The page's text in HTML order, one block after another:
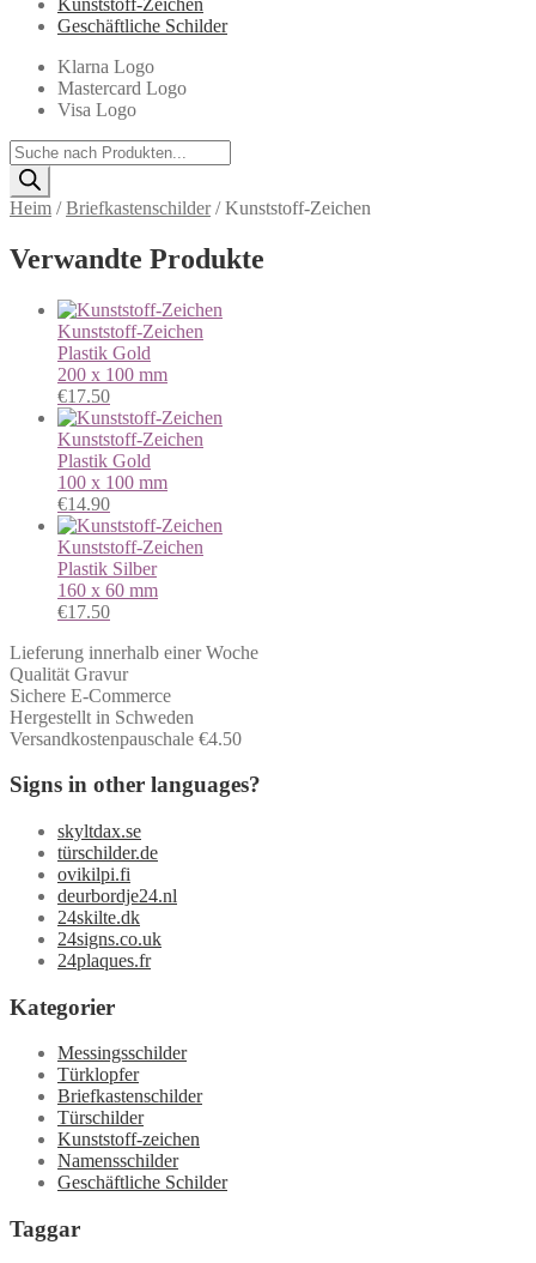
Geschäftliche Schilder
Klarna Logo
Mastercard Logo
Visa Logo
Products
search
Heim /Briefkastenschilder/Kunststoff-Zeichen
Verwandte Produkte
Kunststoff-Zeichen
Plastik Gold
200 x 100 mm
€17.50
Kunststoff-Zeichen
Plastik Gold
100 x 100 mm
€14.90
Kunststoff-Zeichen
Plastik Silber
160 x 60 mm
€17.50
Lieferung innerhalb einer Woche
Qualität Gravur
Sichere E-Commerce
Hergestellt in Schweden
Versandkostenpauschale €4.50
Signs in other languages?
skyltdax.se
türschilder.de
ovikilpi.fi
deurbordje24.nl
24skilte.dk
24signs.co.uk
24plaques.fr
Kategorier
Messingsschilder
Türklopfer
Briefkastenschilder
Türschilder
Kunststoff-zeichen
Namensschilder
Geschäftliche Schilder
Taggar